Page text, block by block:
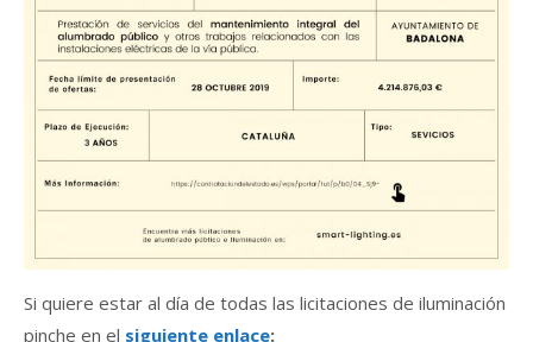
Si quiere estar al día de todas las licitaciones de iluminación
pinche en el siguiente enlace: